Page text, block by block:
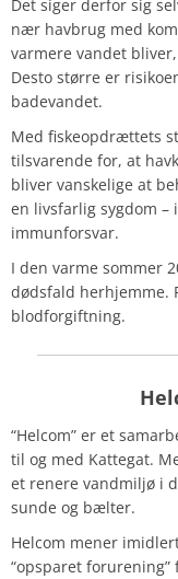
Det siger derfor sig
nær havbrug med
varmere vandet
Desto større er
badevandet.
Med fiskeopdrættets
tilsvarende for, at
bliver vanskelige at
en livsfarlig sygdom –
immunforsvar.
I den varme sommer
dødsfald herhjemme.
blodforgiftning.
“Helcom” er et
til og med Kattegat.
et renere vandmiljø i
sunde og bælter.
Helcom mener
“opsparet